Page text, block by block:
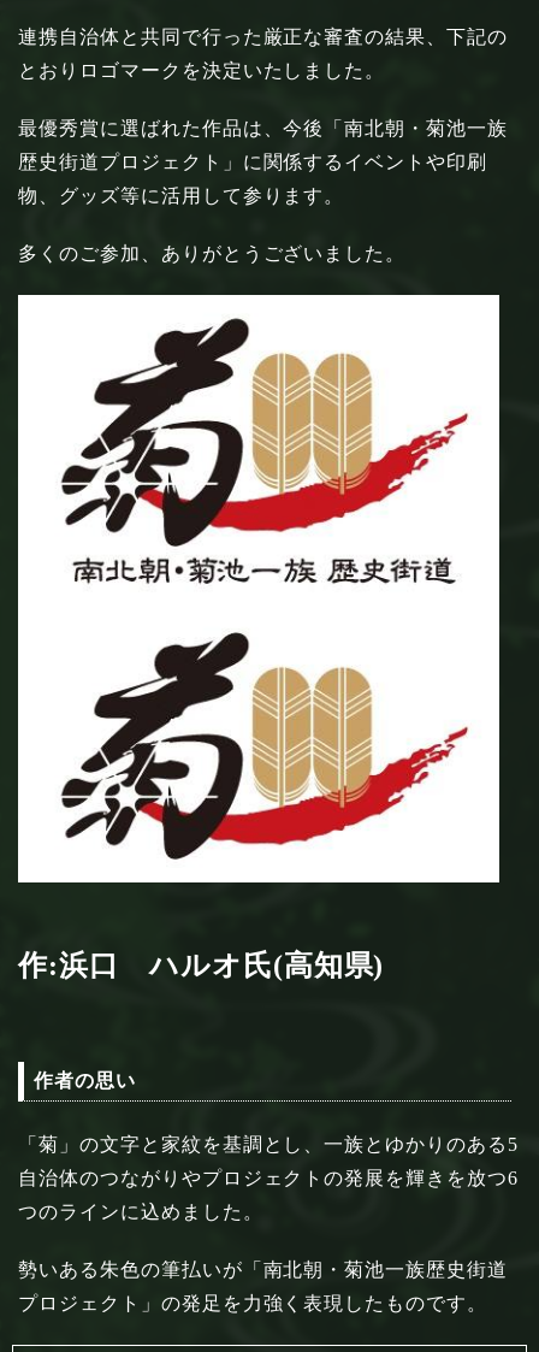
連携自治体と共同で行った厳正な審査の結果、下記の
とおりロゴマークを決定いたしました。
最優秀賞に選ばれた作品は、今後「南北朝・菊池一族
歴史街道プロジェクト」に関係するイベントや印刷
物、グッズ等に活用して参ります。
多くのご参加、ありがとうございました。
作:浜口 ハルオ氏(高知県)
作者の思い
「菊」の文字と家紋を基調とし、一族とゆかりのある5
自治体のつながりやプロジェクトの発展を輝きを放つ6
つのラインに込めました。
勢いある朱色の筆払いが「南北朝・菊池一族歴史街道
プロジェクト」の発足を力強く表現したものです。